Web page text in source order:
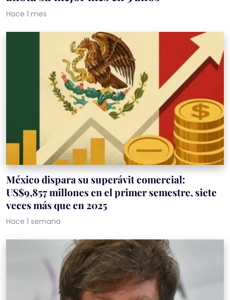
Hace 1 mes
México dispara su superávit comercial:
US$9,857 millones en el primer semestre, siete
veces más que en 2025
Hace 1 semana